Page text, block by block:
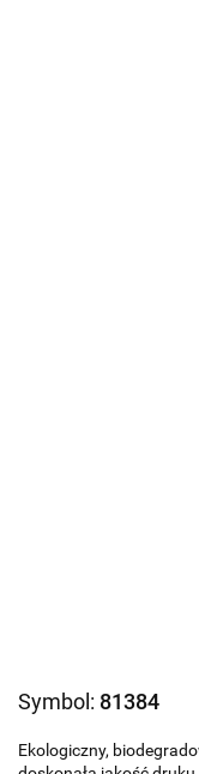
Symbol: 81384
Ekologiczny,